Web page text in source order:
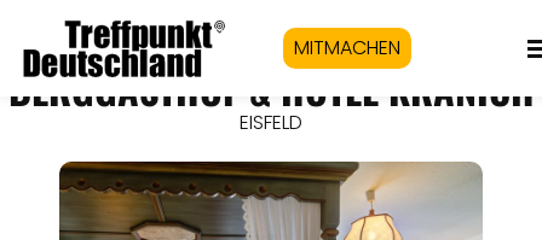
MITMACHEN
BERGGASTHOF & HOTEL KRANICH
EISFELD